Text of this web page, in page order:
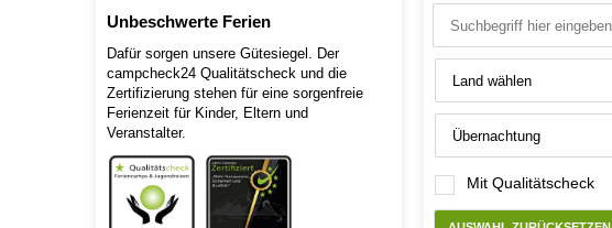
Unbeschwerte Ferien
Dafür sorgen unsere Gütesiegel. Der
campcheck24 Qualitätscheck und die
Zertifizierung stehen für eine sorgenfreie
Ferienzeit für Kinder, Eltern und
Veranstalter.
Mit Qualitätscheck